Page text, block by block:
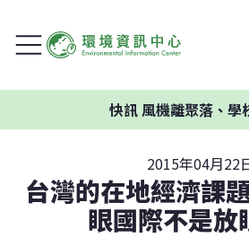
快訊風機離聚落、學校過
2015年04月22
台灣的在地經濟課
眼國際不是放